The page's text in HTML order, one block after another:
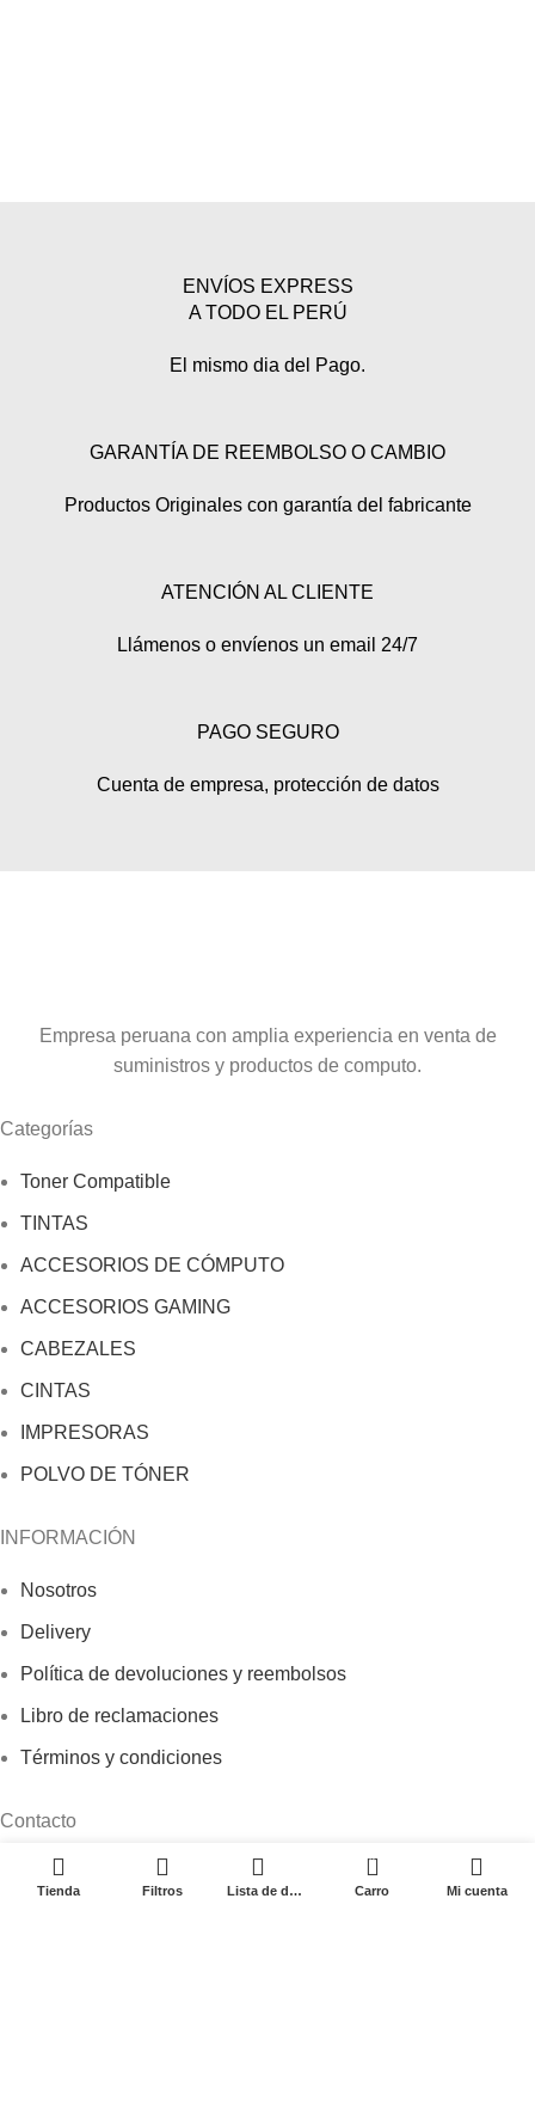
ENVÍOS EXPRESS
A TODO EL PERÚ
El mismo dia del Pago.
GARANTÍA DE REEMBOLSO O CAMBIO
Productos Originales con garantía del fabricante
ATENCIÓN AL CLIENTE
Llámenos o envíenos un email 24/7
PAGO SEGURO
Cuenta de empresa, protección de datos
Empresa peruana con amplia experiencia en venta de
suministros y productos de computo.
Categorías
Toner Compatible
TINTAS
ACCESORIOS DE CÓMPUTO
ACCESORIOS GAMING
CABEZALES
CINTAS
IMPRESORAS
POLVO DE TÓNER
INFORMACIÓN
Nosotros
Delivery
Política de devoluciones y reembolsos
Libro de reclamaciones
Términos y condiciones
Contacto
Av. Garcilaso de la Vega N-1348 Int. 151-1B / Galería CyberPlaza.
Tienda Filtros Lista de deseos
0
Carro Mi cuenta